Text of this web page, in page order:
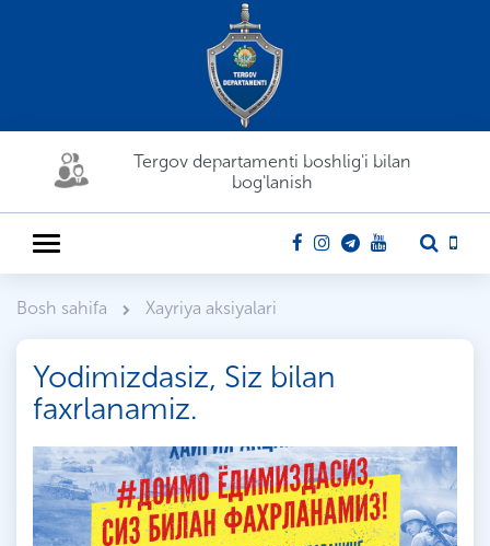
Tergov departamenti boshlig'i bilan
bog'lanish
Bosh sahifa Xayriya aksiyalari
Yodimizdasiz, Siz bilan
faxrlanamiz.